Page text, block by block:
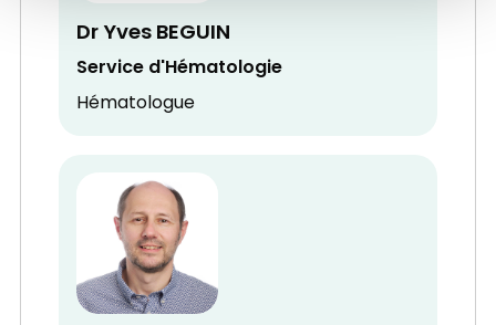
Dr Yves BEGUIN
Service d'Hématologie
Hématologue